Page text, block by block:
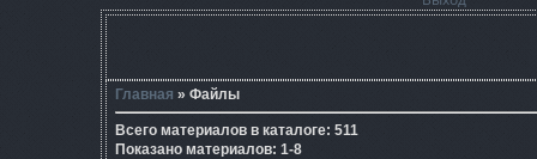
Главная » Файлы
Всего материалов в каталоге: 511
Показано материалов: 1-8